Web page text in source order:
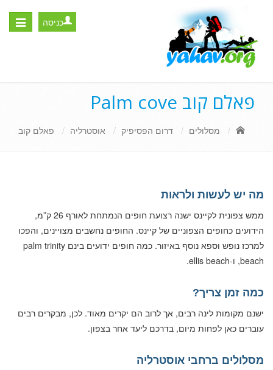
Toggle
כניסה
פאלם קוב Palm cove
מסלולים דרום הפסיפיק אוסטרליה פאלם קוב
מה יש לעשות ולראות
ממש צפונית לקיינס ישנה רצועת חופים הנמתחת לאורף 26 ק”מ,
הידועים כחופים הצפוניים של קיינס. החופים נחשבים מצויינים, והפכו
למרכז נופש וספא נוסף באיזור. כמה חופים ידועים בינם palm trinity
beach, ו-ellis beach.
כמה זמן צריך?
ישנם מקומות לינה רבים, אך לרוב הם יקרים מאוד. לכן, מבקרים רבים
עוברים כאן לפחות מיום, בדרכם ליעד אחר בצפון.
מסלולים ברחבי אוסטרליה